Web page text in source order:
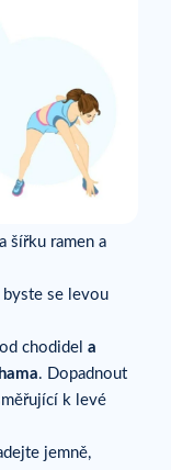
šířku ramen a
se levou
chodidel a
. Dopadnout
k levé
jemně,